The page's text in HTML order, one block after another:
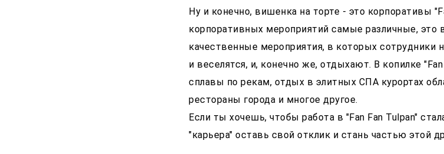
Ну и конечно, вишенка на торте - это корпоративы
корпоративных мероприятий самые различные, это
качественные мероприятия, в которых сотрудники
и веселятся, и, конечно же, отдыхают. В копилке
сплавы по рекам, отдых в элитных СПА курортах
рестораны города и многое другое.
Если ты хочешь, чтобы работа в "Fan Fan Tulpan"
"карьера" оставь свой отклик и стань частью этой